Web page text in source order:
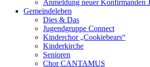
Anmeldung neuer Konfirmanden
Gemeindeleben
Dies & Das
Jugendgruppe Connect
Kinderchor „Cookiebears“
Kinderkirche
Senioren
Chor CANTAMUS